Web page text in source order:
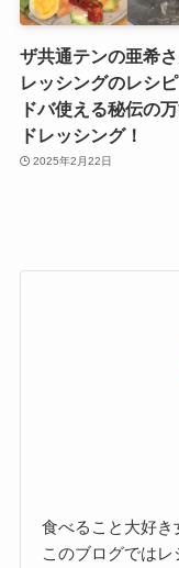
ザ共通テンの亜希
レッシングのレシ
ドバ使える秘伝の
ドレッシング！
2025年2月22日
食べること大好き
このブログでは